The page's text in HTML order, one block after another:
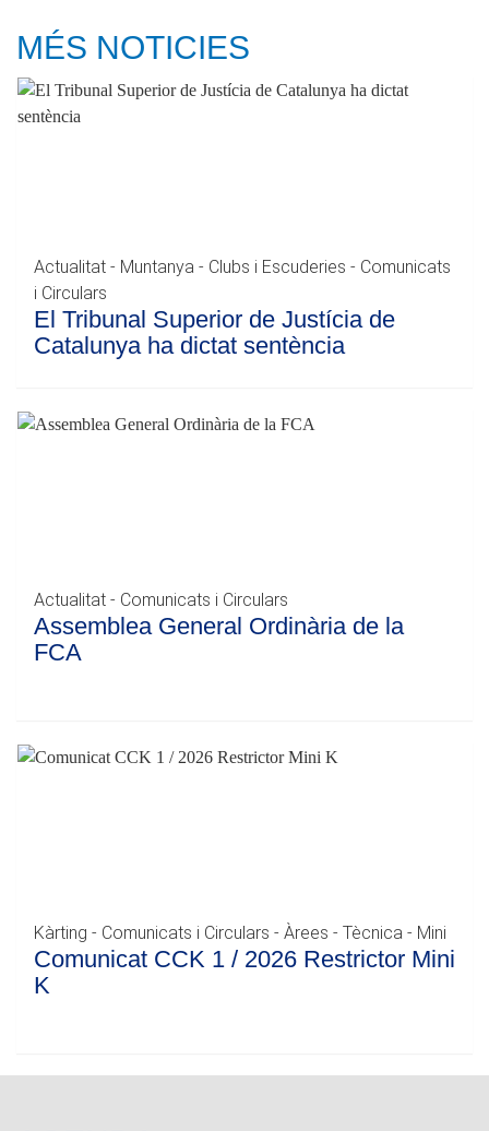
MÉS NOTICIES
Actualitat - Muntanya - Clubs i Escuderies - Comunicats
i Circulars
El Tribunal Superior de Justícia de
Catalunya ha dictat sentència
Actualitat - Comunicats i Circulars
Assemblea General Ordinària de la
FCA
Kàrting - Comunicats i Circulars - Àrees - Tècnica - Mini
Comunicat CCK 1 / 2026 Restrictor Mini
K